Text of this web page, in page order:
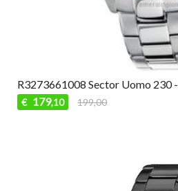
R3273661008 Sector Uomo 230 -
€ 179,10 199,00